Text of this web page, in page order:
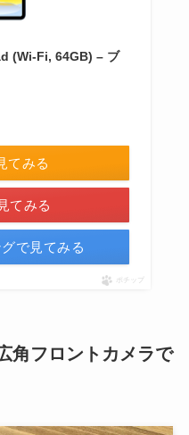
(Wi-Fi, 64GB) – ブ
てみる
てみる
で見てみる
ポチップ
角フロントカメラで